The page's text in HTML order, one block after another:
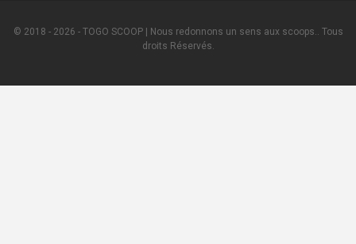
© 2018 - 2026 - TOGO SCOOP | Nous redonnons un sens aux scoops.. Tous
droits Réservés.